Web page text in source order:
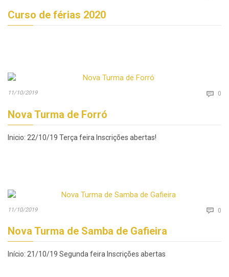
Curso de férias 2020
11/10/2019  0
Nova Turma de Forró
Inicio: 22/10/19 Terça feira Inscrições abertas!
11/10/2019  0
Nova Turma de Samba de Gafieira
Início: 21/10/19 Segunda feira Inscrições abertas